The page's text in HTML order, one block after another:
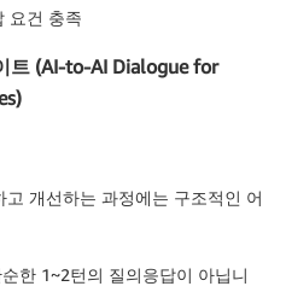
요건 충족
트 (AI-to-AI Dialogue for
개선하는 과정에는 구조적인 어
한 1~2턴의 질의응답이 아닙니